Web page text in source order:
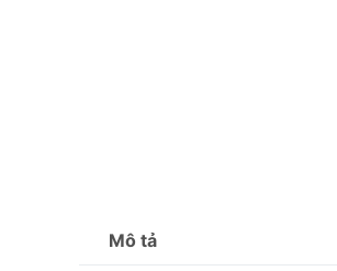
Mô tả